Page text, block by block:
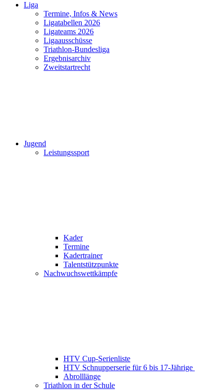
Liga
Termine, Infos & News
Ligatabellen 2026
Ligateams 2026
Ligaausschüsse
Triathlon-Bundesliga
Ergebnisarchiv
Zweitstartrecht
Jugend
Leistungssport
Kader
Termine
Kadertrainer
Talentstützpunkte
Nachwuchswettkämpfe
HTV Cup-Serienliste
HTV Schnupperserie für 6 bis 17-Jährige
Abrolllänge
Triathlon in der Schule